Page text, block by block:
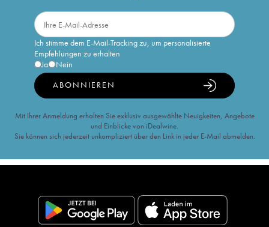
Ich stimme dem E-Mail-Tracking zu, um personalisierte
Empfehlungen zu erhalten
Ja
Nein
ABONNIEREN
Mit Ihrer Anmeldung erhalten Sie exklusiv ausgewählte Neuigkeiten, Angebote
und Einblicke von iDealwine.
Sie können sich jederzeit unkompliziert über den Link in jeder E-Mail abmelden.